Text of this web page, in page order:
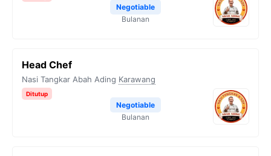
Negotiable
Bulanan
Head Chef
Nasi Tangkar Abah Ading Karawang
Ditutup
Negotiable
Bulanan